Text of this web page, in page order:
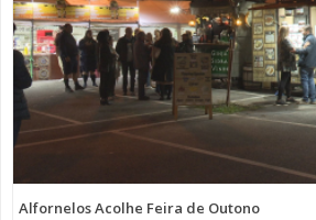
Alfornelos Acolhe Feira de Outono